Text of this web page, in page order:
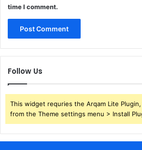
time I comment.
Follow Us
This widget requries the Arqam Lite
from the Theme settings menu > Install